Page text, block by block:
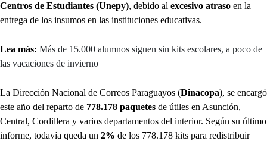
Centros de Estudiantes (Unepy), debido al excesivo atraso en la
entrega de los insumos en las instituciones educativas.
Lea más: Más de 15.000 alumnos siguen sin kits escolares, a poco de
las vacaciones de invierno
La Dirección Nacional de Correos Paraguayos (Dinacopa), se encargó
este año del reparto de 778.178 paquetes de útiles en Asunción,
Central, Cordillera y varios departamentos del interior. Según su último
informe, todavía queda un 2% de los 778.178 kits para redistribuir